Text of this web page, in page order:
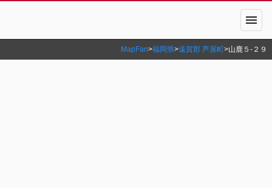
menu
MapFan>福岡県>遠賀郡 芦屋町>山鹿５‐２９